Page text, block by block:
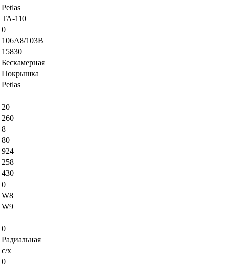
Petlas
TA-110
0
106A8/103B
15830
Бескамерная
Покрышка
Petlas
20
260
8
80
924
258
430
0
W8
W9
0
Радиальная
с/х
0